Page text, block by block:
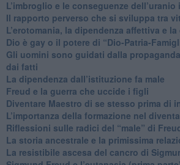
​L’imbroglio e le conseguenze
​Il rapporto perverso che si sviluppa tra
L’erotomania, la dipendenza affettiva e
​Dio è gay o il potere di “Dio-Patria-
​Gli uomini sono guidati dalla
dai fatti
La dipendenza dall’istituzione fa male
​Freud e la guerra che uccide i figli
​Diventare Maestro di se stesso prima di
L’importanza della formazione nel
Riflessioni sulle radici del “male” di
​La storia ancestrale e la primissima
​La resistibile ascesa del cancro di